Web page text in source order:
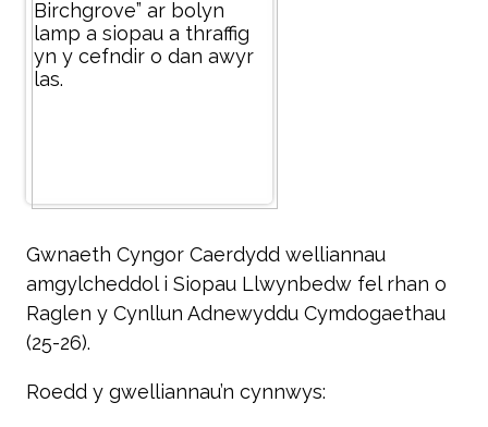
Gwnaeth Cyngor Caerdydd welliannau
amgylcheddol i Siopau Llwynbedw fel rhan o
Raglen y Cynllun Adnewyddu Cymdogaethau
(25-26).
Roedd y gwelliannau’n cynnwys: